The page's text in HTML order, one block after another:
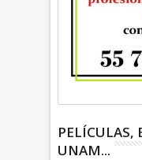
PELÍCULAS,
UNAM...